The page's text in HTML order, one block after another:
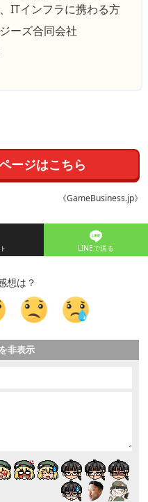
ITインフラに携わる方
ーズ合同会社
ージはこちら
《GameBusiness.jp》
LINEで送る
想は？
非表示